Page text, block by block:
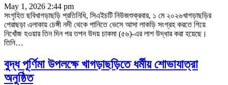
May 1, 2026 2:44 pm
সংগৃহিত ছবিখাগড়াছড়ি প্রতিনিধি, সিএইচটি নিউজশুক্রবার, ১ মে ২০২৬খাগড়াছড়ির
পেরাছড়া এলাকায় চেঙ্গী নদী থেকে পানিতে ভেসে আসা লাকড়ি সংগ্রহ করতে গিয়ে
নিখোঁজ হওয়ার তিন দিন পর তপন উদয় চাকমা (৫৬)-এর লাশ উদ্ধার করা হয়েছে।
তিনি…
বুদ্ধ পূর্ণিমা উপলক্ষে খাগড়াছড়িতে ধর্মীয় শোভাযাত্রা
অনুষ্ঠিত